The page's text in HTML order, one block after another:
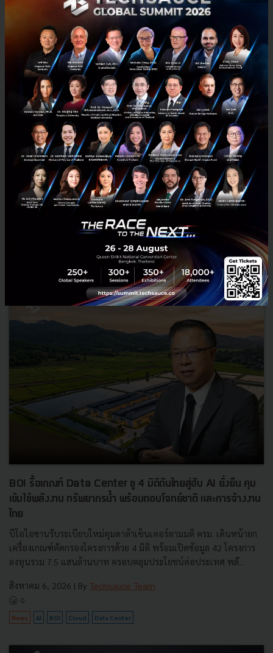
3 เรื่องที่ประเทศไทยต้อง Focus สร้างคน–นวัตกรรม–ปฏิรูป
ระบบราชการ เพื่อยกระดับขีดความสามารถประเทศ
นายอนุทิน ชาญวีรกูล นายกรัฐมนตรีและรัฐมนตรีว่าการกระทรวง
มหาดไทย กล่าวปาฐกถาพิเศษในหัวข้อ “ฝ่าวิกฤติ รับมือระเบียบโลก
ใหม่” ในงาน The INTANIA Forum...
| ByTechsauce Team
BOI รื้อเกณฑ์ Data Center ชู 4 มิติดันไทยสู่ฮับ AI ยั่งยืน คุม
เข้มใช้พลังงาน ทรัพยากรน้ำ พร้อมตอบโจทย์ชาติ และการจ้างงาน
ไทย
บีโอไอขานรับระเบียบใหม่คุมดาต้าเซ็นเตอร์ตามมติ ครม. เดินหน้ายก
เครื่องเกณฑ์คัดกรองโครงการด้วย 4 มิติ พร้อมเปิดข้อมูล 42 โครงการ
ลงทุนรวม 7.5 แสนล้านบาท ครอบคลุมประโยชน์ต่อประเทศ พลั...
สิงหาคม 6, 2026 | By Techsauce Team
0
News AI BOI Cloud Data Center